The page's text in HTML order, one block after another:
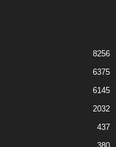
8256
6375
6145
2032
437